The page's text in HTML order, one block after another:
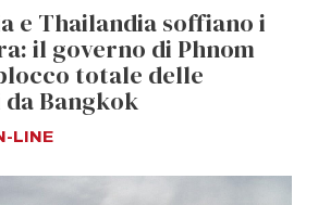
e Thailandia soffiano i
il governo di Phnom
totale delle
Bangkok
LINE